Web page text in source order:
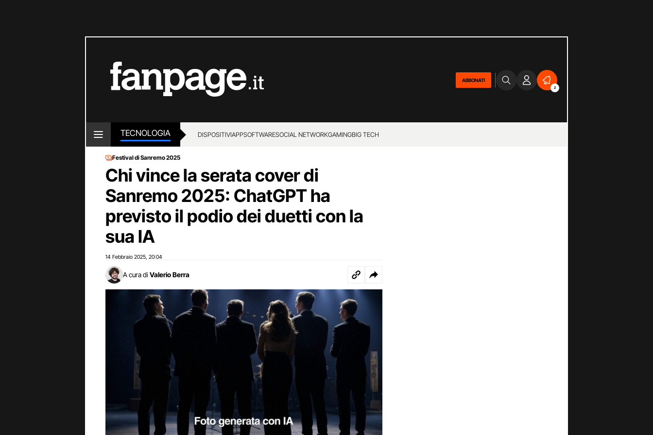
ABBONATI
2
TECNOLOGIA DISPOSITIVIAPPSOFTWARESOCIAL NETWORKGAMINGBIG TECH
Festival di Sanremo 2025
Chi vince la serata cover di
Sanremo 2025: ChatGPT ha
previsto il podio dei duetti con la
sua IA
14 Febbraio 2025 20:04
A cura di Valerio Berra